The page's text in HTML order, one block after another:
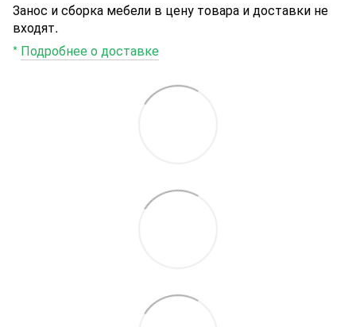
Занос и сборка мебели в цену товара и доставки не
входят.
* Подробнее о доставке